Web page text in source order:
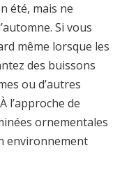
été, mais ne
Si vous
même lorsque les
des buissons
ou d’autres
l’approche de
ornementales
environnement